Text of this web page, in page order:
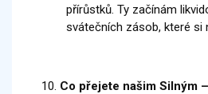
přírůstků. Ty začínám
svátečních zásob, které si
Co přejete našim Silným